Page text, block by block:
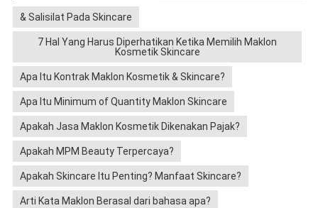
& Salisilat Pada Skincare
7 Hal Yang Harus Diperhatikan Ketika Memilih Maklon
Kosmetik Skincare
Apa Itu Kontrak Maklon Kosmetik & Skincare?
Apa Itu Minimum of Quantity Maklon Skincare
Apakah Jasa Maklon Kosmetik Dikenakan Pajak?
Apakah MPM Beauty Terpercaya?
Apakah Skincare Itu Penting? Manfaat Skincare?
Arti Kata Maklon Berasal dari bahasa apa?